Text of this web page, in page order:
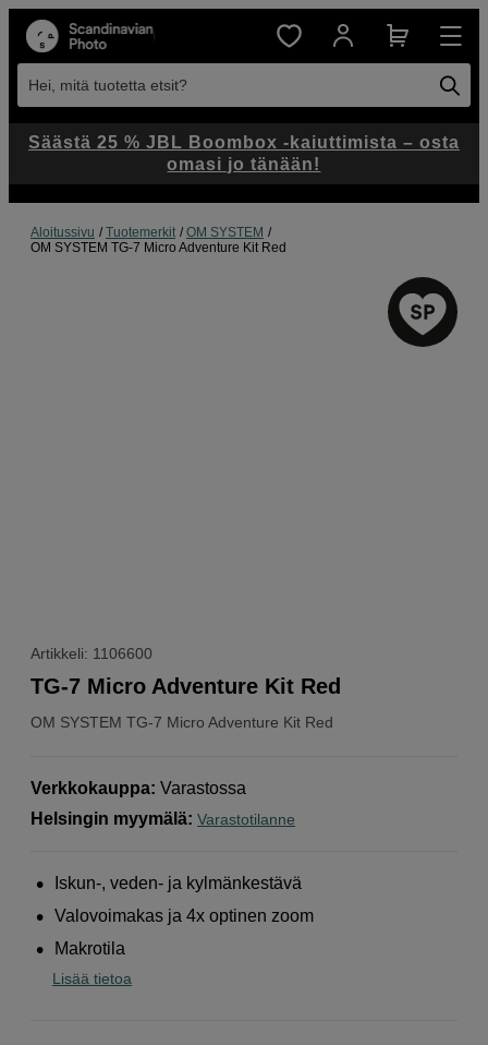
Hei, mitä tuotetta etsit?
Aloitussivu Tuotemerkit
OM SYSTEM
OM SYSTEM TG-7 Micro Adventure Kit Red
Artikkeli: 1106600
OM SYSTEM TG-7 Micro Adventure Kit Red
TG-7 Micro Adventure Kit Red
Verkkokauppa: Varastossa
Helsingin myymälä: Varastotilanne
Iskun-, veden- ja kylmänkestävä
Valovoimakas ja 4x optinen zoom
Makrotila
Lisää tietoa
Säästä 25 % JBL Boombox -kaiuttimista – osta
omasi jo tänään!